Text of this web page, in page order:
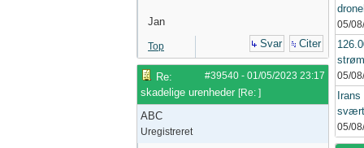
Jan
Top Svar Citer
#39540 - 01/05/2023 23:17
Re:
skadelige urenheder [Re: ]
ABC
Uregistreret
05/
05/
05/